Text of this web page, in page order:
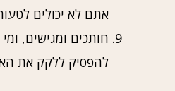
אתם לא יכולים
חותכים ומגישים,
להפסיק ללקק את